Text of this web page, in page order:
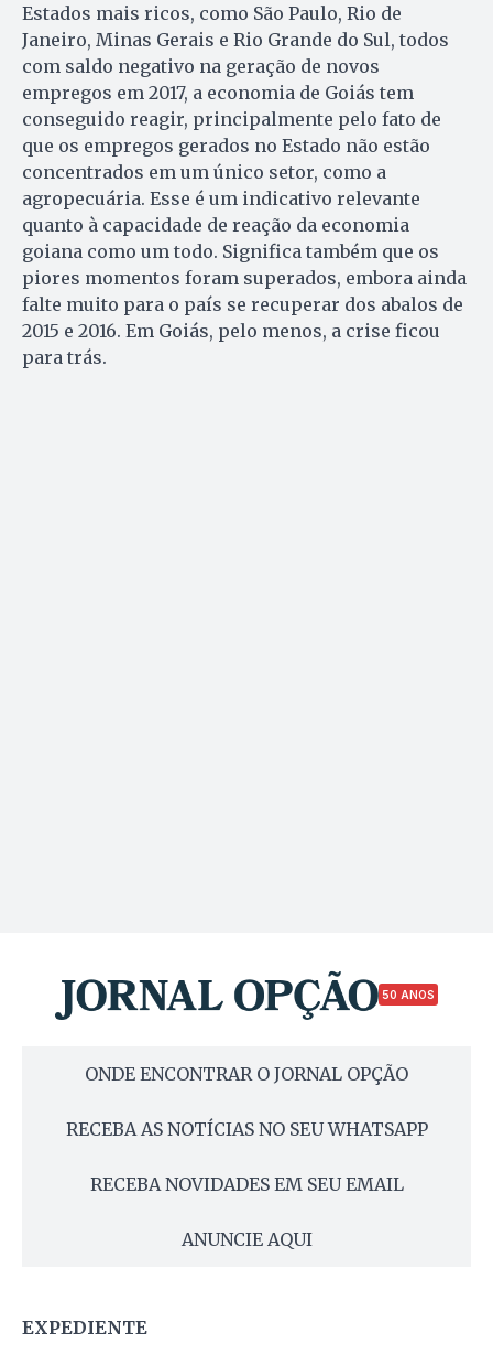
Estados mais ricos, como São Paulo, Rio de
Janeiro, Minas Gerais e Rio Grande do Sul, todos
com saldo negativo na geração de novos
empregos em 2017, a economia de Goiás tem
conseguido reagir, principalmente pelo fato de
que os empregos gerados no Estado não estão
concentrados em um único setor, como a
agropecuária. Esse é um indicativo relevante
quanto à capacidade de reação da economia
goiana como um todo. Significa também que os
piores momentos foram superados, embora ainda
falte muito para o país se recuperar dos abalos de
2015 e 2016. Em Goiás, pelo menos, a crise ficou
para trás.
50 ANOS
ONDE ENCONTRAR O JORNAL OPÇÃO
RECEBA AS NOTÍCIAS NO SEU WHATSAPP
RECEBA NOVIDADES EM SEU EMAIL
ANUNCIE AQUI
EXPEDIENTE